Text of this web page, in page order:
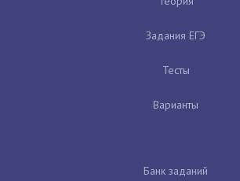
Задания ЕГЭ
Тесты
Варианты
Банк заданий